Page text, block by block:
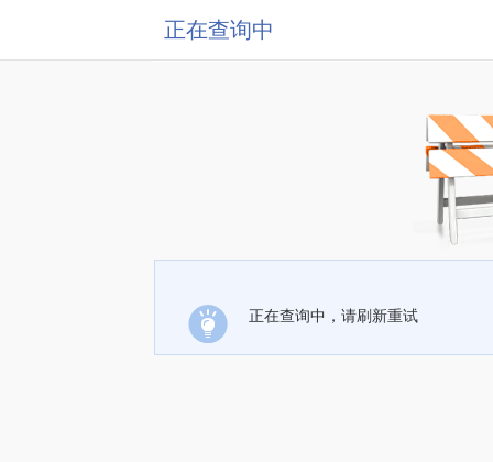
正在查询中
正在查询中，请刷新重试